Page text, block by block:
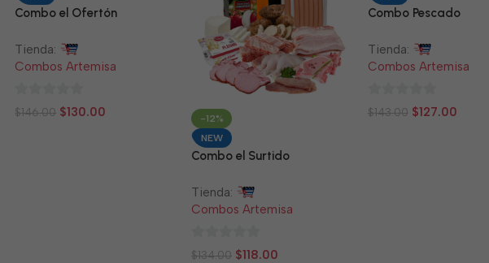
Combo el Ofertón
Tienda:
Combos Artemisa
0
$146.00 $130.00
-12%
NEW
Combo el Surtido
Tienda:
Combos Artemisa
0
$134.00 $118.00
Combo Pescado
Tienda:
Combos Artemisa
0
$143.00 $127.00